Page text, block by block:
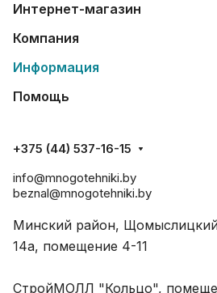
Интернет-магазин
Компания
Информация
Помощь
+375 (44) 537-16-15
info@mnogotehniki.by
beznal@mnogotehniki.by
Минский район, Щомыслицкий
14а, помещение 4-11
СтройМОЛЛ "Кольцо",